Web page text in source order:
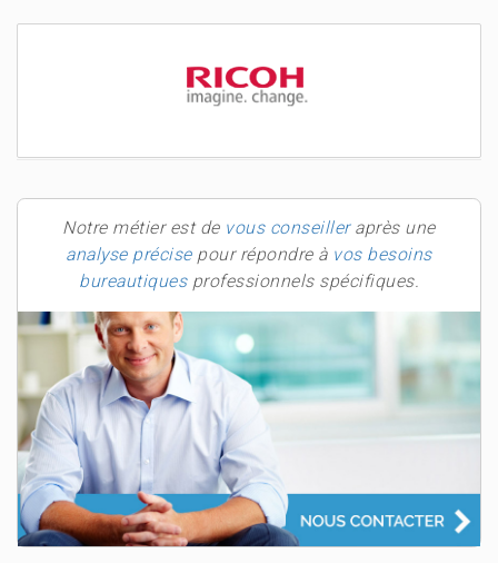
Notre métier est de vous conseilleraprès une
analyse précisepour répondre à vos besoins
bureautiquesprofessionnels spécifiques.